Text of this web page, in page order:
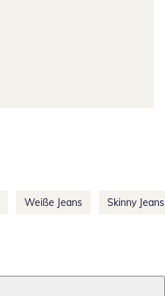
Weiße Jeans Skinny Jeans